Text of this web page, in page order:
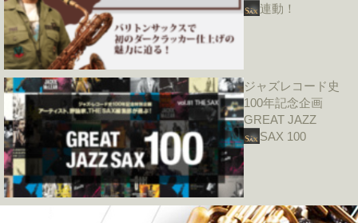
連動！
ジャズレコード史
100年記念企画
GREAT JAZZ
SAX 100